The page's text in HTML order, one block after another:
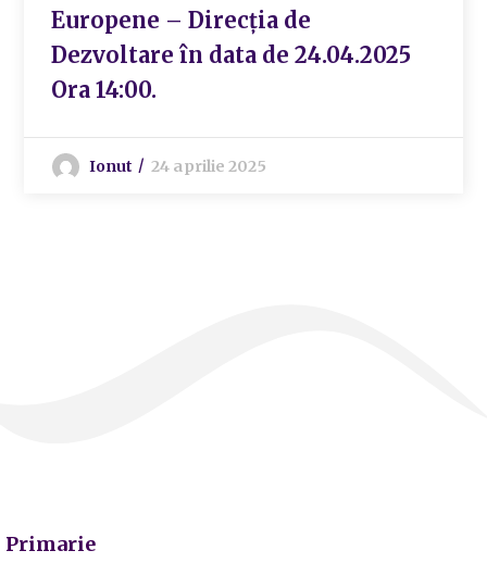
Europene – Direcția de
Dezvoltare în data de 24.04.2025
Ora 14:00.
Ionut 24 aprilie 2025
Primarie